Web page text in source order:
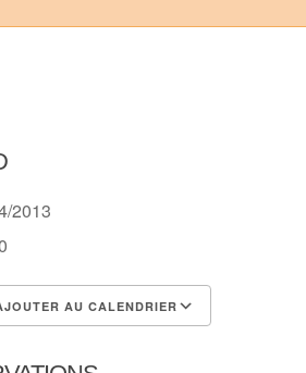
2013
AU CALENDRIER